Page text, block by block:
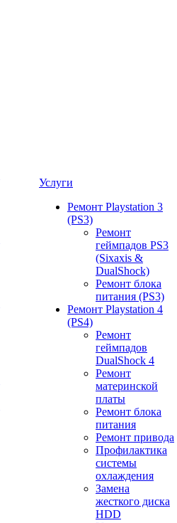
Услуги
Ремонт Playstation 3
(PS3)
Ремонт
геймпадов PS3
(Sixaxis &
DualShock)
Ремонт блока
питания (PS3)
Ремонт Playstation 4
(PS4)
Ремонт
геймпадов
DualShock 4
Ремонт
материнской
платы
Ремонт блока
питания
Ремонт привода
Профилактика
системы
охлаждения
Замена
жесткого диска
HDD